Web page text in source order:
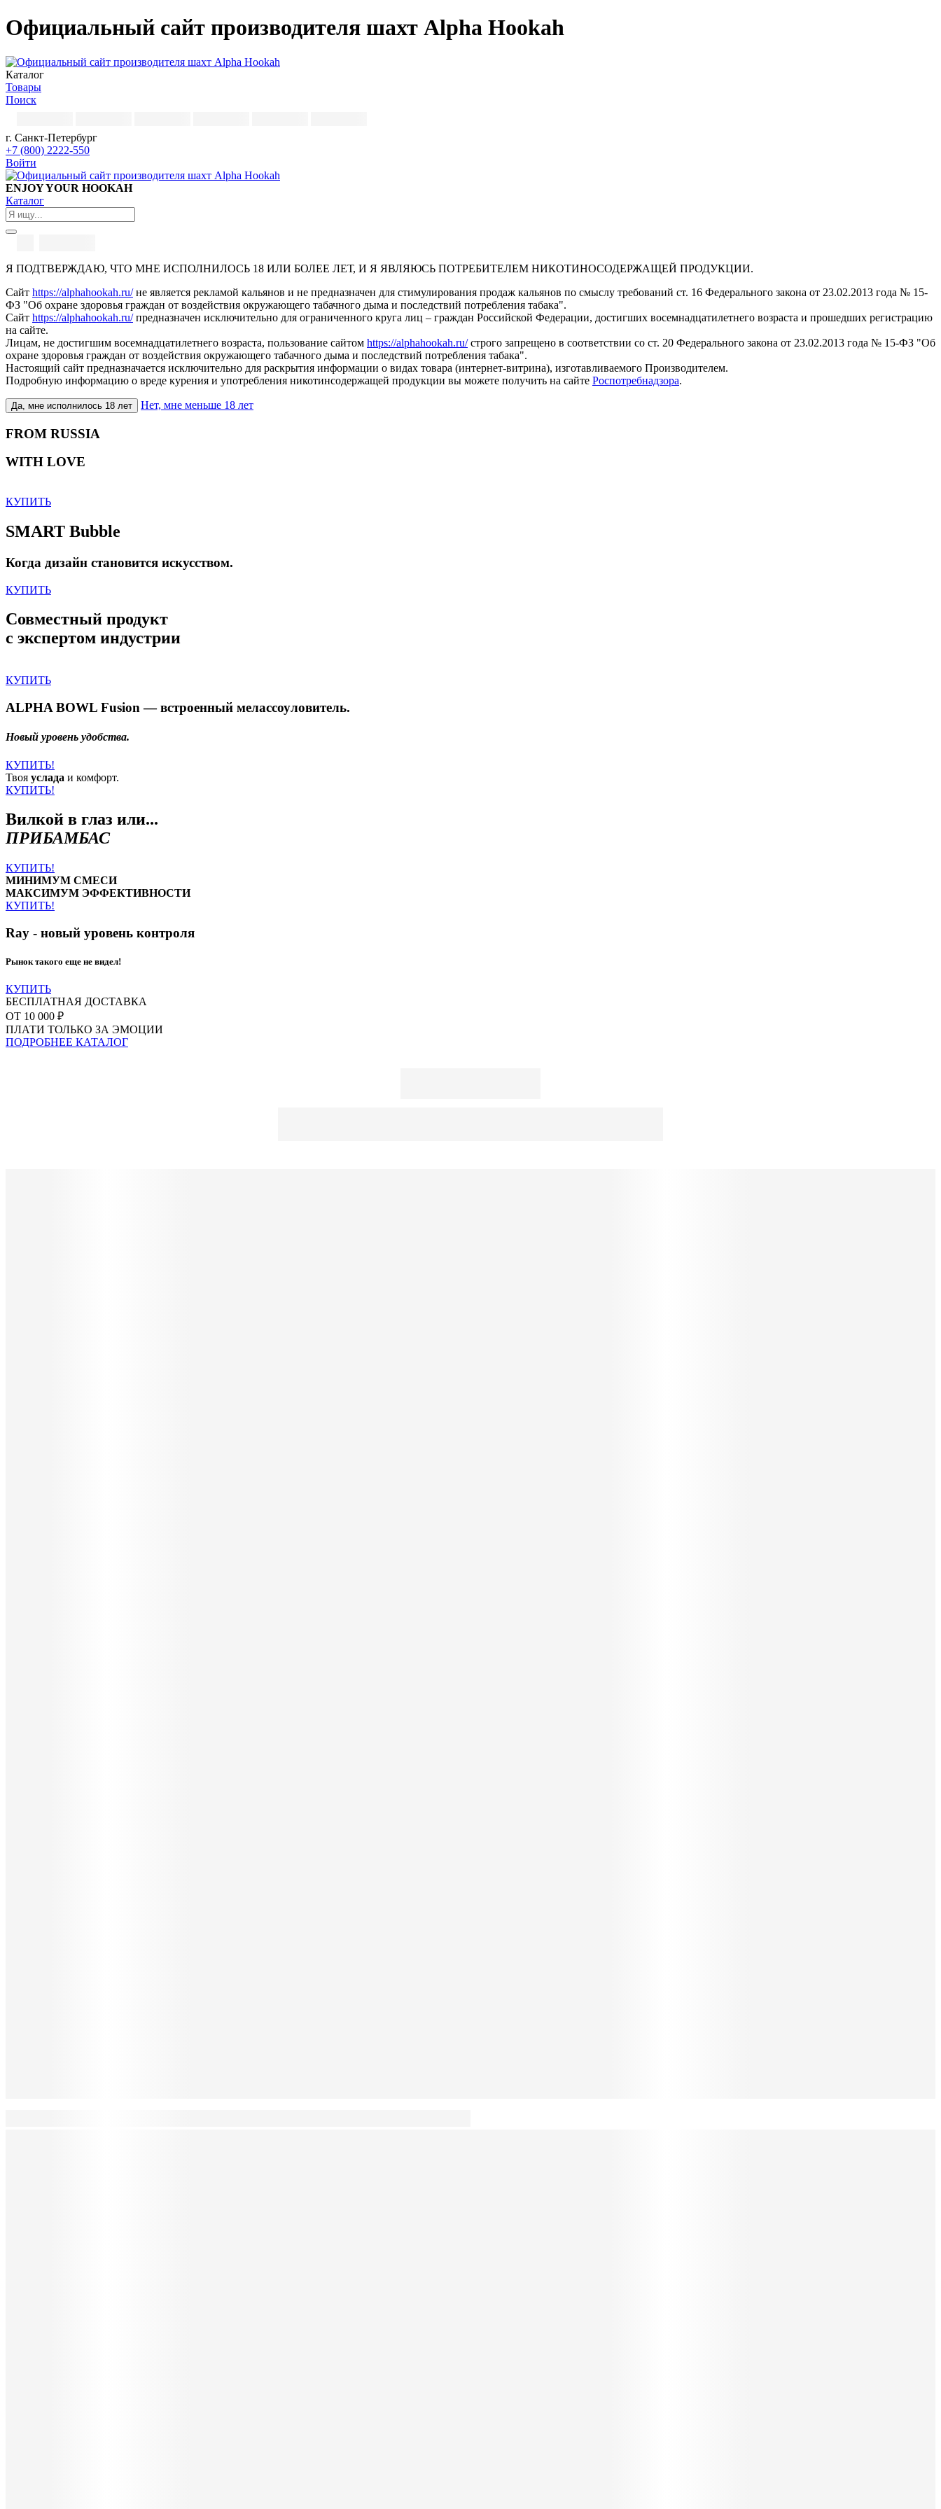
Официальный сайт производителя шахт Alpha Hookah
Каталог
Товары
Поиск
г. Санкт-Петербург
+7 (800) 2222-550
Войти
ENJOY YOUR HOOKAH
Каталог
Я ПОДТВЕРЖДАЮ, ЧТО МНЕ ИСПОЛНИЛОСЬ 18 ИЛИ БОЛЕЕ ЛЕТ, И Я ЯВЛЯЮСЬ ПОТРЕБИТЕЛЕМ НИКОТИНОСОДЕРЖАЩЕЙ ПРОДУКЦИИ.
Сайт https://alphahookah.ru/не является рекламой кальянов и не предназначен для стимулирования продаж кальянов по смыслу требований ст. 16 Федерального закона от 23.02.2013 года № 15-
ФЗ "Об охране здоровья граждан от воздействия окружающего табачного дыма и последствий потребления табака".
Сайт https://alphahookah.ru/предназначен исключительно для ограниченного круга лиц – граждан Российской Федерации, достигших восемнадцатилетнего возраста и прошедших регистрацию
на сайте.
Лицам, не достигшим восемнадцатилетнего возраста, пользование сайтом https://alphahookah.ru/строго запрещено в соответствии со ст. 20 Федерального закона от 23.02.2013 года № 15-ФЗ "Об
охране здоровья граждан от воздействия окружающего табачного дыма и последствий потребления табака".
Настоящий сайт предназначается исключительно для раскрытия информации о видах товара (интернет-витрина), изготавливаемого Производителем.
Подробную информацию о вреде курения и употребления никотинсодержащей продукции вы можете получить на сайте Роспотребнадзора.
Да, мне исполнилось 18 лет Нет, мне меньше 18 лет
FROM RUSSIA
WITH LOVE
КУПИТЬ
SMART Bubble
Когда дизайн становится искусством.
КУПИТЬ
Совместный продукт
с экспертом индустрии
КУПИТЬ
ALPHA BOWL Fusion — встроенный мелассоуловитель.
Новый уровень удобства.
КУПИТЬ!
Твоя услада и комфорт.
КУПИТЬ!
Вилкой в глаз или...
ПРИБАМБАС
КУПИТЬ!
МИНИМУМ СМЕСИ
МАКСИМУМ ЭФФЕКТИВНОСТИ
КУПИТЬ!
Ray - новый уровень контроля
Рынок такого еще не видел!
КУПИТЬ
БЕСПЛАТНАЯ ДОСТАВКА
ОТ 10 000 ₽
ПЛАТИ ТОЛЬКО ЗА ЭМОЦИИ
ПОДРОБНЕЕ КАТАЛОГ